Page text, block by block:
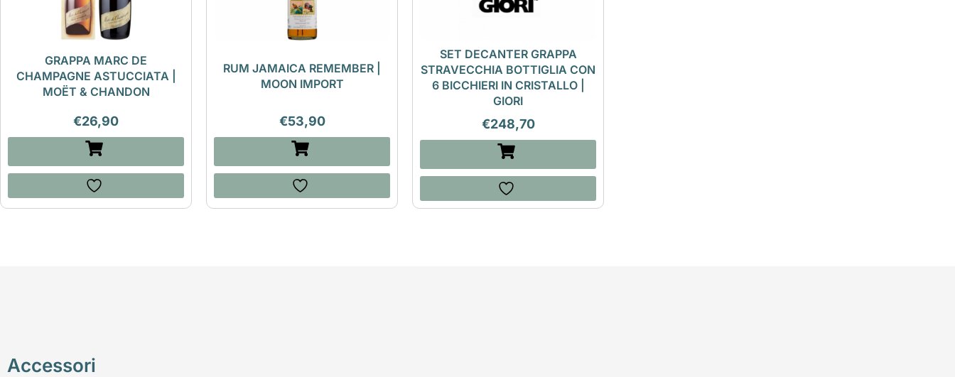
GRAPPA MARC DE
CHAMPAGNE ASTUCCIATA |
MOËT & CHANDON
€26,90
RUM JAMAICA REMEMBER |
MOON IMPORT
€53,90
SET DECANTER GRAPPA
STRAVECCHIA BOTTIGLIA CON
6 BICCHIERI IN CRISTALLO |
GIORI
€248,70
Accessori